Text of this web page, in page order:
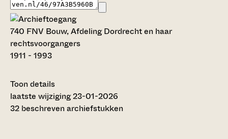
740 FNV Bouw, Afdeling Dordrecht en haar
rechtsvoorgangers
1911 - 1993
Toon details
Datering:
1911 - 1993
laatste wijziging 23-01-2026
32 beschreven archiefstukken